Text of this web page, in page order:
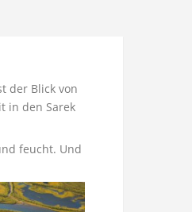
der Blick von
in den Sarek
feucht. Und